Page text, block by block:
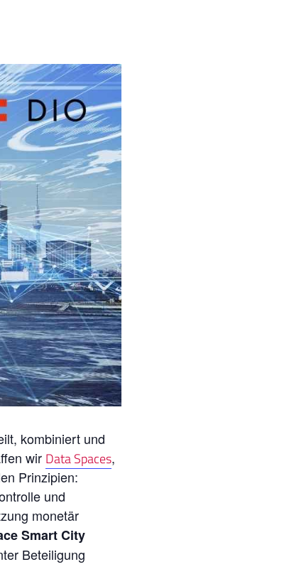
kombiniert und
wir Data Spaces,
Prinzipien:
und
monetär
Smart City
Beteiligung